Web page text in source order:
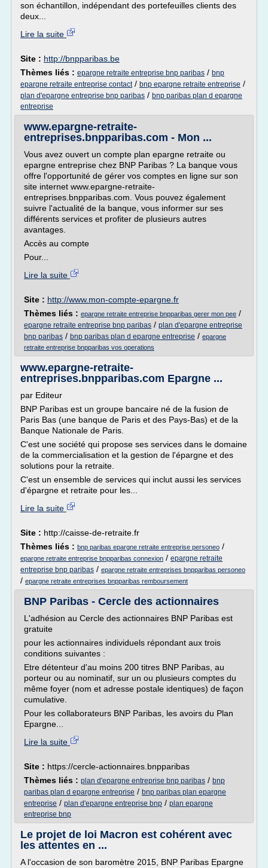
son échantillon, indépendant des portefeuilles clients des
deux...
Lire la suite
Site : http://bnpparibas.be
Thèmes liés : epargne retraite entreprise bnp paribas / bnp
epargne retraite entreprise contact/ bnp epargne retraite entreprise /
plan d'epargne entreprise bnp paribas / bnp paribas plan d epargne
entreprise
www.epargne-retraite-
entreprises.bnpparibas.com - Mon ...
Vous avez ouvert un compte plan epargne retraite ou
epargne entreprise chez BNP Paribas ? La banque vous
offre l'opportunité de gérer vos comptes en ligne sur son
site internet www.epargne-retraite-
entreprises.bnpparibas.com. Vous pouvez également
suivre l'actualité de la banque, vous informer sur ses
différents services et profiter de plusieurs autres
avantages.
Accès au compte
Pour...
Lire la suite
Site : http://www.mon-compte-epargne.fr
Thèmes liés : epargne retraite entreprise bnpparibas gerer mon pee /
epargne retraite entreprise bnp paribas / plan d'epargne entreprise
bnp paribas / bnp paribas plan d epargne entreprise / epargne
retraite entreprise bnpparibas vos operations
www.epargne-retraite-
entreprises.bnpparibas.com Epargne ...
par Editeur
BNP Paribas est un groupe bancaire né de la fusion de
Paris Bas (une banque de Paris et des Pays-Bas) et de la
Banque Nationale de Paris.
C'est une société qui propose ses services dans le domaine
de la commercialisation et la gestion de l'épargne et des
solutions pour la retraite.
C'est un ensemble de services qui inclut aussi les services
d'épargne et retraite pour les...
Lire la suite
Site : http://caisse-de-retraite.fr
Thèmes liés : bnp paribas epargne retraite entreprise personeo /
epargne retraite entreprise bnpparibas connexion / epargne retraite
entreprise bnp paribas / epargne retraite entreprises bnpparibas personeo
/ epargne retraite entreprises bnpparibas remboursement
BNP Paribas - Cercle des actionnaires
L'adhésion au Cercle des actionnaires BNP Paribas est
gratuite
pour les actionnaires individuels répondant aux trois
conditions suivantes :
Etre détenteur d'au moins 200 titres BNP Paribas, au
porteur ou au nominatif, sur un ou plusieurs comptes du
même foyer (nom et adresse postale identiques) de façon
cumulative.
Pour les collaborateurs BNP Paribas, les avoirs du Plan
Epargne...
Lire la suite
Site : https://cercle-actionnaires.bnpparibas
Thèmes liés : plan d'epargne entreprise bnp paribas / bnp
paribas plan d epargne entreprise / bnp paribas plan epargne
entreprise / plan d'epargne entreprise bnp / plan epargne
entreprise bnp
Le projet de loi Macron est cohérent avec
les attentes en ...
A l'occasion de son baromètre 2015, BNP Paribas Epargne